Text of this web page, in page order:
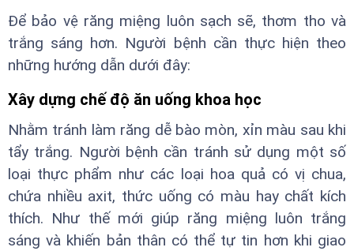
Để bảo vệ răng miệng luôn sạch sẽ, thơm tho và
trắng sáng hơn. Người bệnh cần thực hiện theo
những hướng dẫn dưới đây:
Xây dựng chế độ ăn uống khoa học
Nhằm tránh làm răng dễ bào mòn, xỉn màu sau khi
tẩy trắng. Người bệnh cần tránh sử dụng một số
loại thực phẩm như các loại hoa quả có vị chua,
chứa nhiều axit, thức uống có màu hay chất kích
thích. Như thế mới giúp răng miệng luôn trắng
sáng và khiến bản thân có thể tự tin hơn khi giao